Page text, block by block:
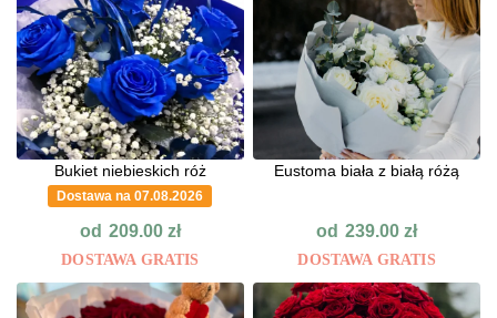
Bukiet niebieskich róż
Dostawa na 07.08.2026
od 209.00 zł
DOSTAWA GRATIS
Eustoma biała z białą różą
od 239.00zł
DOSTAWA GRATIS